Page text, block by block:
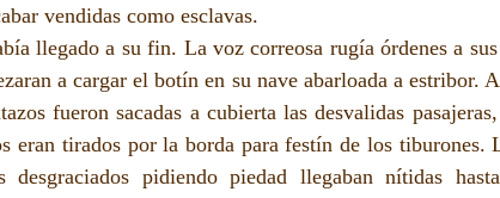
vendidas como esclavas.
llegado a su fin. La voz correosa rugía órdenes a sus
a cargar el botín en su nave abarloada a estribor.
fueron sacadas a cubierta las desvalidas
eran tirados por la borda para festín de los tiburones.
desgraciados pidiendo piedad llegaban nítidas